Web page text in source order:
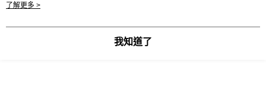
用條款之 Cookie 聲明使用 cookie。
了解更多 >
我知道了